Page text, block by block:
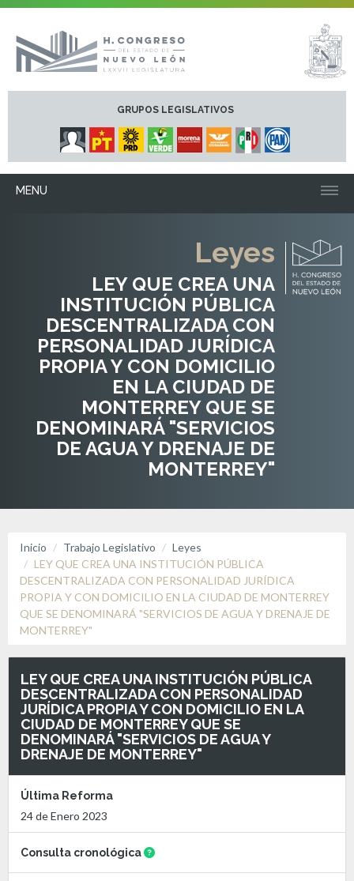
GRUPOS LEGISLATIVOS
MENU
Leyes
LEY QUE CREA UNA
INSTITUCIÓN PÚBLICA
DESCENTRALIZADA CON
PERSONALIDAD JURÍDICA
PROPIA Y CON DOMICILIO
EN LA CIUDAD DE
MONTERREY QUE SE
DENOMINARÁ "SERVICIOS
DE AGUA Y DRENAJE DE
MONTERREY"
Inicio Trabajo Legislativo
Leyes
LEY QUE CREA UNA INSTITUCIÓN PÚBLICA
DESCENTRALIZADA CON PERSONALIDAD JURÍDICA
PROPIA Y CON DOMICILIO EN LA CIUDAD DE MONTERREY
QUE SE DENOMINARÁ "SERVICIOS DE AGUA Y DRENAJE DE
MONTERREY"
LEY QUE CREA UNA INSTITUCIÓN PÚBLICA
DESCENTRALIZADA CON PERSONALIDAD
JURÍDICA PROPIA Y CON DOMICILIO EN LA
CIUDAD DE MONTERREY QUE SE
DENOMINARÁ "SERVICIOS DE AGUA Y
DRENAJE DE MONTERREY"
Última Reforma
24 de Enero 2023
Consulta cronológica